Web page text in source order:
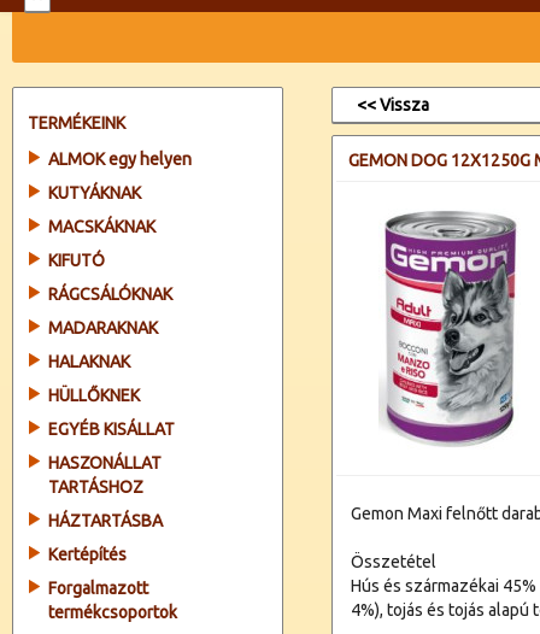
TERMÉKEINK
ALMOK egy helyen
KUTYÁKNAK
MACSKÁKNAK
KIFUTÓ
RÁGCSÁLÓKNAK
MADARAKNAK
HALAKNAK
HÜLLŐKNEK
EGYÉB KISÁLLAT
HASZONÁLLAT
TARTÁSHOZ
HÁZTARTÁSBA
Kertépítés
Forgalmazott
termékcsoportok
<< Vissza
GEMON DOG 12X1250G
Gemon Maxi felnőtt
Összetétel
Hús és származékai
4%), tojás és tojás alapú